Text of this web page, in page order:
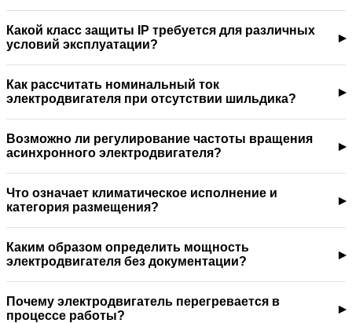
Какой класс защиты IP требуется для различных
условий эксплуатации?
Как рассчитать номинальный ток
электродвигателя при отсутствии шильдика?
Возможно ли регулирование частоты вращения
асинхронного электродвигателя?
Что означает климатическое исполнение и
категория размещения?
Каким образом определить мощность
электродвигателя без документации?
Почему электродвигатель перегревается в
процессе работы?